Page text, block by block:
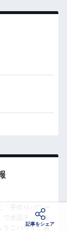
「手作りパワー
で水晶チップを
ラニハワイ」表
記事をシェア